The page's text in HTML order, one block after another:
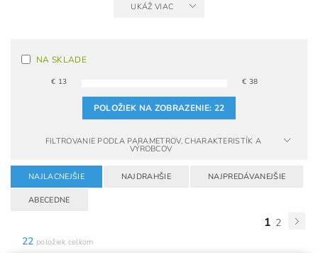
UKÁŽ VIAC
NA SKLADE
€ 13 € 38
POLOŽIEK NA ZOBRAZENIE: 22
FILTROVANIE PODĽA PARAMETROV, CHARAKTERISTÍK A
VÝROBCOV
NAJLACNEJŠIE NAJDRAHŠIE NAJPREDÁVANEJŠIE
ABECEDNE
1 2
22 položiek celkom